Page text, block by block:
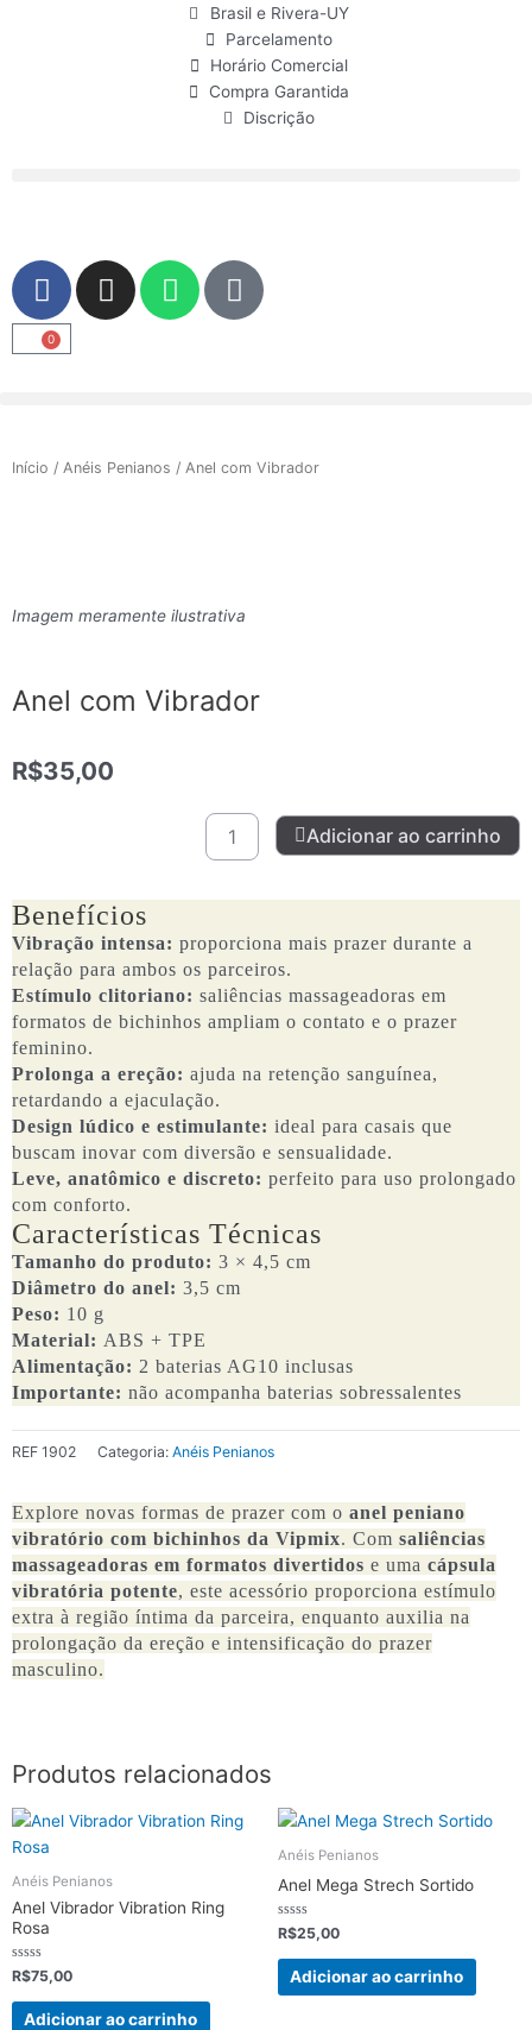
Brasil e Rivera-UY
Parcelamento
Horário Comercial
Compra Garantida
Discrição
F
a
c
e
o
k
I
n
a
W
h
p
p
U
s
0
Carrinho
Início / Anéis Penianos / Anel com Vibrador
Imagem meramente ilustrativa
Anel com Vibrador
R$35,00
Anel
com
quantidade
Adicionar ao carrinho
Benefícios
Vibração intensa: proporciona mais prazer durante a
relação para ambos os parceiros.
Estímulo clitoriano: saliências massageadoras em
formatos de bichinhos ampliam o contato e o prazer
feminino.
Prolonga a ereção: ajuda na retenção sanguínea,
retardando a ejaculação.
Design lúdico e estimulante: ideal para casais que
buscam inovar com diversão e sensualidade.
Leve, anatômico e discreto: perfeito para uso prolongado
com conforto.
Características Técnicas
Tamanho do produto: 3 × 4,5 cm
Diâmetro do anel: 3,5 cm
Peso: 10 g
Material: ABS + TPE
Alimentação: 2 baterias AG10 inclusas
Importante: não acompanha baterias sobressalentes
REF 1902 Categoria: Anéis Penianos
Explore novas formas de prazer com o anel peniano
vibratório com bichinhos da Vipmix. Com saliências
massageadoras em formatos divertidos e uma cápsula
vibratória potente, este acessório proporciona estímulo
extra à região íntima da parceira, enquanto auxilia na
prolongação da ereção e intensificação do prazer
masculino.
Produtos relacionados
Anéis Penianos
Anel Vibrador Vibration Ring
Rosa
Avaliação
0
de
R$75,00
Adicionar ao carrinho
Anéis Penianos
Anel Mega Strech Sortido
Avaliação
0
de
R$25,00
Adicionar ao carrinho